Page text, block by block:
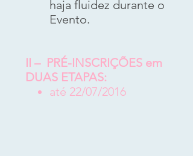
haja fluidez durante o
Evento.
​II – PRÉ-INSCRIÇÕES em
DUAS ETAPAS:
até 22/07/2016